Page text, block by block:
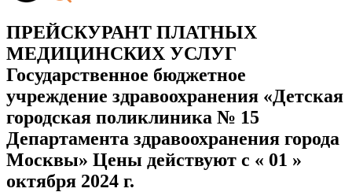
ПРЕЙСКУРАНТ ПЛАТНЫХ
МЕДИЦИНСКИХ УСЛУГ
Государственное бюджетное
учреждение здравоохранения «Детская
городская поликлиника № 15
Департамента здравоохранения города
Москвы» Цены действуют с « 01 »
октября 2024 г.